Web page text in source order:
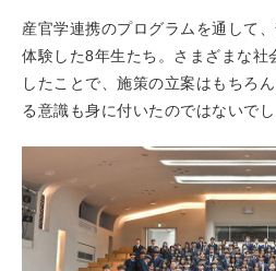
産官学連携のプログラムを通して
体験した8年生たち。さまざまな社
したことで、施策の立案はもちろ
る意識も身に付いたのではないでし